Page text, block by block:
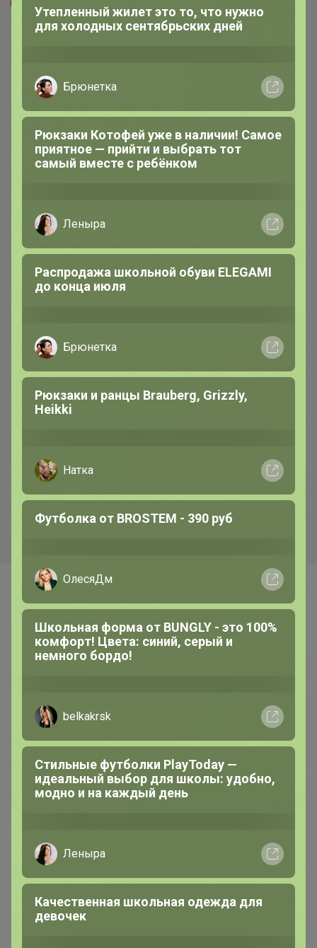
Футболка мужская F`FIVE
02373
Шорты женские F`FIVE 18414
Самые желанные
19786
Утепленный жилет это то, что нужно
для холодных сентябрьских дней
Брюнетка
Рюкзаки Котофей уже в наличии! Самое
приятное — прийти и выбрать тот
самый вместе с ребёнком
Леныра
Распродажа школьной обуви ELEGAMI
до конца июля
Брюнетка
Рюкзаки и ранцы Brauberg, Grizzly,
Heikki
Натка
Футболка от BROSTEM - 390 руб
ОлесяДм
Школьная форма от BUNGLY - это 100%
комфорт! Цвета: синий, серый и
немного бордо!
belkakrsk
Стильные футболки PlayToday —
идеальный выбор для школы: удобно,
модно и на каждый день
Леныра
Качественная школьная одежда для
девочек